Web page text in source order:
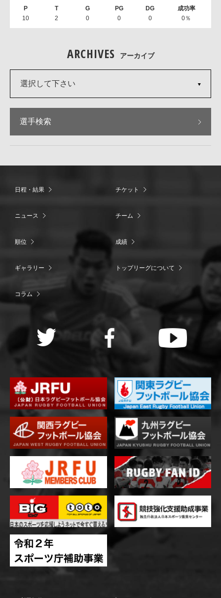
10 2 0 0 0 0％
ARCHIVES アーカイブ
選択して下さい
選手検索
日程・結果 チケット
ニュース チーム
順位 成績
ギャラリー トップリーグについて
コラム